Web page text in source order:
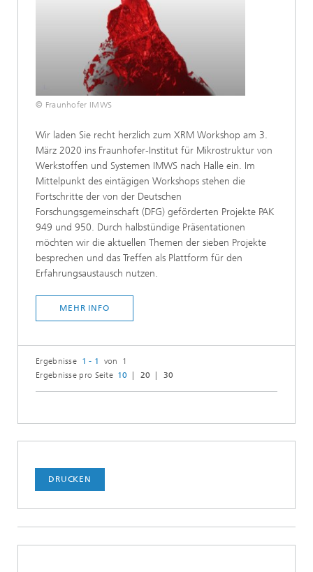
© Fraunhofer IMWS
Wir laden Sie recht herzlich zum XRM Workshop am 3.
März 2020 ins Fraunhofer-Institut für Mikrostruktur von
Werkstoffen und Systemen IMWS nach Halle ein. Im
Mittelpunkt des eintägigen Workshops stehen die
Fortschritte der von der Deutschen
Forschungsgemeinschaft (DFG) geförderten Projekte PAK
949 und 950. Durch halbstündige Präsentationen
möchten wir die aktuellen Themen der sieben Projekte
besprechen und das Treffen als Plattform für den
Erfahrungsaustausch nutzen.
MEHR INFO
Ergebnisse 1 - 1
von 1
Ergebnisse pro Seite 10 20 30
DRUCKEN